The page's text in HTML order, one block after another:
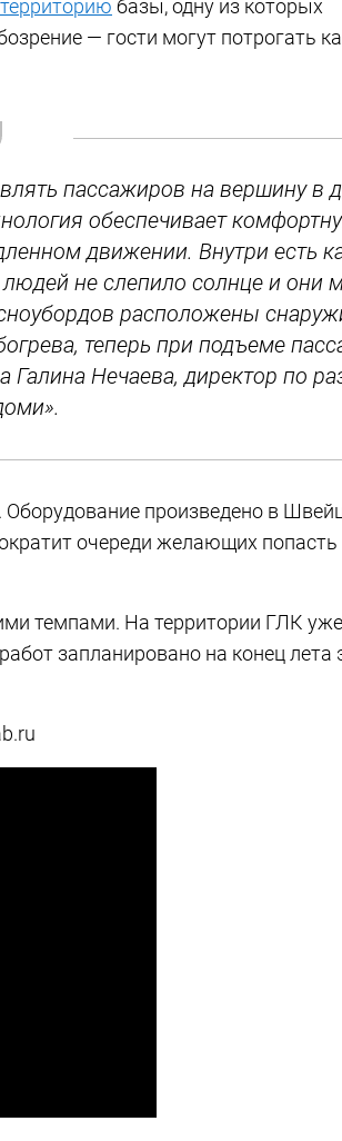
базы, одну из которых
— гости могут потрогать
пассажиров на вершину в
обеспечивает
движении. Внутри есть
не слепило солнце и они
расположены
теперь при подъеме
Галина Нечаева, директор по
произведено в
очереди желающих попасть
темпами. На территории ГЛК
запланировано на конец лета